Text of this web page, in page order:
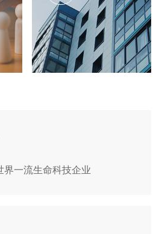
界一流生命科技企业